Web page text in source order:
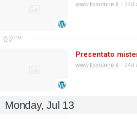
www.fccrotone.it 24d
02
Presentato
www.fccrotone.it 24d
Monday, Jul 13